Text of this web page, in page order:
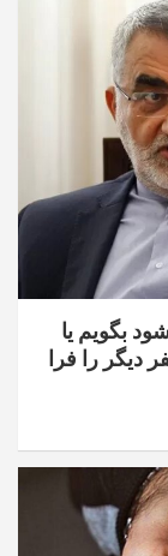
بگویم یا
دیگر را فرا